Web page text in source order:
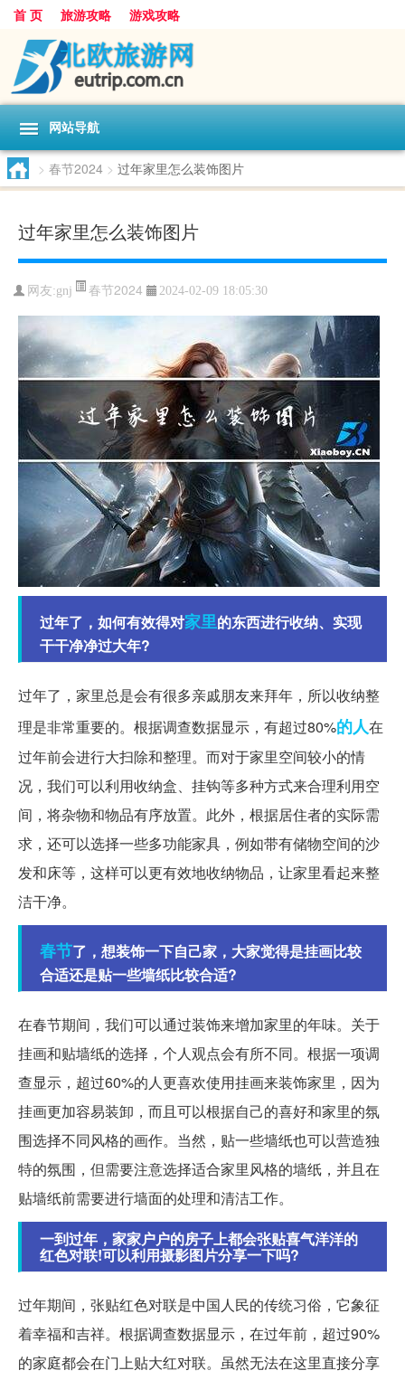
首 页 旅游攻略 游戏攻略
网站导航
> 春节2024 > 过年家里怎么装饰图片
过年家里怎么装饰图片
网友:gnj 春节2024 2024-02-09 18:05:30
过年了，如何有效得对家里的东西进行收纳、实现
干干净净过大年?
过年了，家里总是会有很多亲戚朋友来拜年，所以收纳整
理是非常重要的。根据调查数据显示，有超过80%的人在
过年前会进行大扫除和整理。而对于家里空间较小的情
况，我们可以利用收纳盒、挂钩等多种方式来合理利用空
间，将杂物和物品有序放置。此外，根据居住者的实际需
求，还可以选择一些多功能家具，例如带有储物空间的沙
发和床等，这样可以更有效地收纳物品，让家里看起来整
洁干净。
春节了，想装饰一下自己家，大家觉得是挂画比较
合适还是贴一些墙纸比较合适?
在春节期间，我们可以通过装饰来增加家里的年味。关于
挂画和贴墙纸的选择，个人观点会有所不同。根据一项调
查显示，超过60%的人更喜欢使用挂画来装饰家里，因为
挂画更加容易装卸，而且可以根据自己的喜好和家里的氛
围选择不同风格的画作。当然，贴一些墙纸也可以营造独
特的氛围，但需要注意选择适合家里风格的墙纸，并且在
贴墙纸前需要进行墙面的处理和清洁工作。
一到过年，家家户户的房子上都会张贴喜气洋洋的
红色对联!可以利用摄影图片分享一下吗?
过年期间，张贴红色对联是中国人民的传统习俗，它象征
着幸福和吉祥。根据调查数据显示，在过年前，超过90%
的家庭都会在门上贴大红对联。虽然无法在这里直接分享